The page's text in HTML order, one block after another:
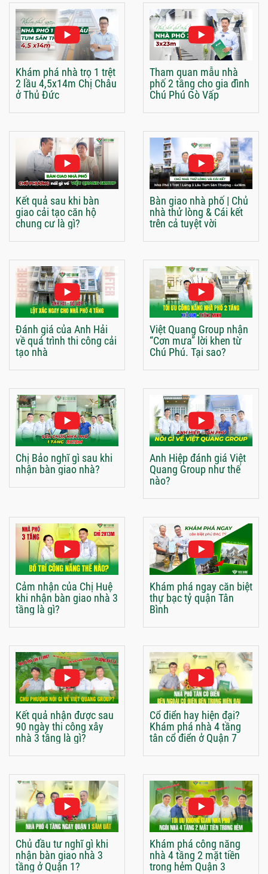
Khám phá nhà trọ 1 trệt
2 lầu 4,5x14m Chị Châu
ở Thủ Đức
Tham quan mẫu nhà
phố 2 tầng cho gia đình
Chú Phú Gò Vấp
Kết quả sau khi bàn
giao cải tạo căn hộ
chung cư là gì?
Bàn giao nhà phố | Chủ
nhà thử lòng & Cái kết
trên cả tuyệt vời
Đánh giá của Anh Hải
về quá trình thi công cải
tạo nhà
Việt Quang Group nhận
“Cơn mưa” lời khen từ
Chú Phú. Tại sao?
Chị Bảo nghĩ gì sau khi
nhận bàn giao nhà?
Anh Hiệp đánh giá Việt
Quang Group như thế
nào?
Cảm nhận của Chị Huệ
khi nhận bàn giao nhà 3
tầng là gì?
Khám phá ngay căn biệt
thự bạc tỷ quận Tân
Bình
Kết quả nhận được sau
90 ngày thi công xây
nhà 3 tầng là gì?
Cổ điển hay hiện đại?
Khám phá nhà 4 tầng
tân cổ điển ở Quận 7
Chủ đầu tư nghĩ gì khi
nhận bàn giao nhà 3
tầng ở Quận 1?
Khám phá công năng
nhà 4 tầng 2 mặt tiền
trong hẻm Quận 3